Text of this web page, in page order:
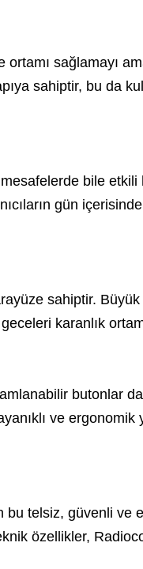
sağlamayı
sahiptir, bu da
bile
gün
sahiptir. Büyük
karanlık
butonlar
ve ergonomik
telsiz, güvenli ve
özellikler,